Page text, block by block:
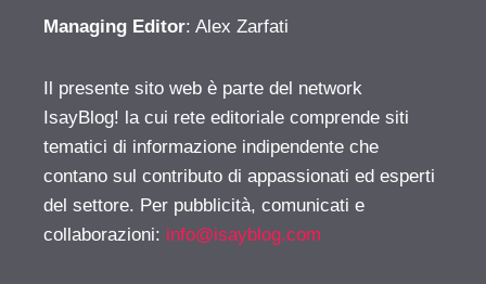
Managing Editor: Alex Zarfati
Il presente sito web è parte del network
IsayBlog! la cui rete editoriale comprende siti
tematici di informazione indipendente che
contano sul contributo di appassionati ed esperti
del settore. Per pubblicità, comunicati e
collaborazioni: info@isayblog.com